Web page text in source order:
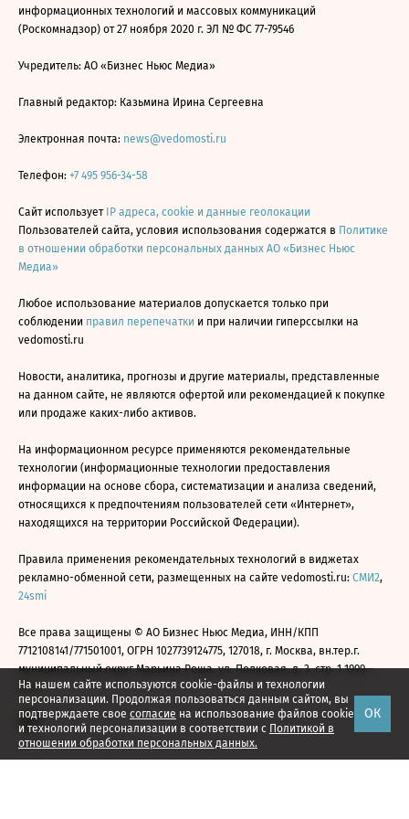
На нашем сайте используются cookie-файлы и технологии
персонализации. Продолжая пользоваться данным сайтом, вы
подтверждаете свое согласие на использование файлов cookie
и технологий персонализации в соответствии с Политикой в
отношении обработки персональных данных.
ОК
информационных технологий и массовых коммуникаций
(Роскомнадзор) от 27 ноября 2020 г. ЭЛ № ФС 77-79546
Учредитель: АО «Бизнес Ньюс Медиа»
Главный редактор: Казьмина Ирина Сергеевна
Электронная почта: news@vedomosti.ru
Телефон: +7 495 956-34-58
Сайт использует IP адреса, cookie и данные геолокации
Пользователей сайта, условия использования содержатся в Политике
в отношении обработки персональных данных АО «Бизнес Ньюс
Медиа»
Любое использование материалов допускается только при
соблюдении правил перепечатки и при наличии гиперссылки на
vedomosti.ru
Новости, аналитика, прогнозы и другие материалы, представленные
на данном сайте, не являются офертой или рекомендацией к покупке
или продаже каких-либо активов.
На информационном ресурсе применяются рекомендательные
технологии (информационные технологии предоставления
информации на основе сбора, систематизации и анализа сведений,
относящихся к предпочтениям пользователей сети «Интернет»,
находящихся на территории Российской Федерации).
Правила применения рекомендательных технологий в виджетах
рекламно-обменной сети, размещенных на сайте vedomosti.ru: СМИ2,
24smi
Все права защищены © АО Бизнес Ньюс Медиа, ИНН/КПП
7712108141/771501001, ОГРН 1027739124775, 127018, г. Москва, вн.тер.г.
муниципальный округ Марьина Роща, ул. Полковая, д. 3, стр. 1 1999—
2026